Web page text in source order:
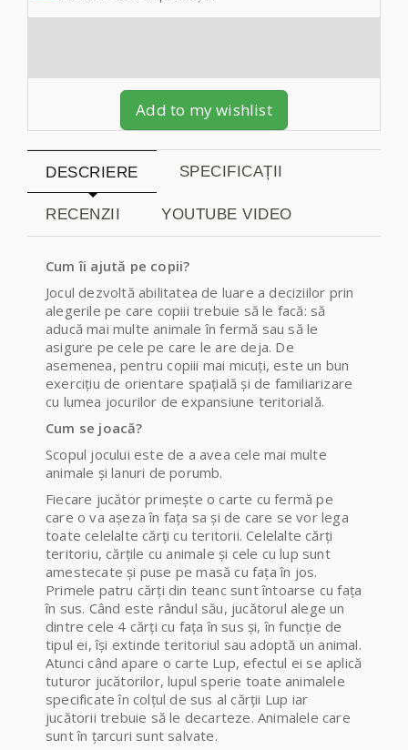
Add to my wishlist
DESCRIERE SPECIFICAȚII
RECENZII YOUTUBE VIDEO
Cum îi ajută pe copii?
Jocul dezvoltă abilitatea de luare a deciziilor prin
alegerile pe care copiii trebuie să le facă: să
aducă mai multe animale în fermă sau să le
asigure pe cele pe care le are deja. De
asemenea, pentru copiii mai micuți, este un bun
exercițiu de orientare spațială și de familiarizare
cu lumea jocurilor de expansiune teritorială.
Cum se joacă?
Scopul jocului este de a avea cele mai multe
animale și lanuri de porumb.
Fiecare jucător primește o carte cu fermă pe
care o va așeza în fața sa și de care se vor lega
toate celelalte cărți cu teritorii. Celelalte cărți
teritoriu, cărțile cu animale și cele cu lup sunt
amestecate și puse pe masă cu fața în jos.
Primele patru cărți din teanc sunt întoarse cu fața
în sus. Când este rândul său, jucătorul alege un
dintre cele 4 cărți cu fața în sus și, în funcție de
tipul ei, își extinde teritoriul sau adoptă un animal.
Atunci când apare o carte Lup, efectul ei se aplică
tuturor jucătorilor, lupul sperie toate animalele
specificate în colțul de sus al cărții Lup iar
jucătorii trebuie să le decarteze. Animalele care
sunt în țarcuri sunt salvate.